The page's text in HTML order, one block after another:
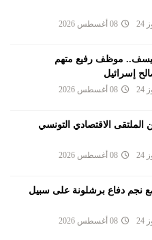
08 أغسطس 2026
موظف رفيع متهم
إسرائيل
08 أغسطس 2026
الملتقى الاقتصادي التونسي
08 أغسطس 2026
مع نجم دفاع برشلونة على سبيل
08 أغسطس 2026